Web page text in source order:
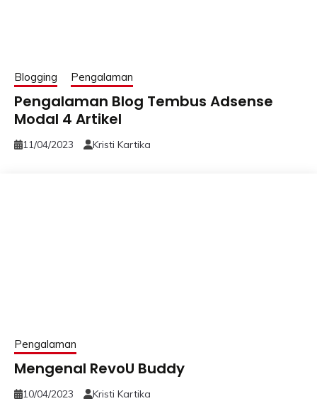
Blogging Pengalaman
Pengalaman Blog Tembus Adsense
Modal 4 Artikel
11/04/2023 Kristi Kartika
Pengalaman
Mengenal RevoU Buddy
10/04/2023 Kristi Kartika